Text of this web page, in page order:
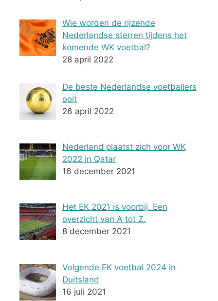
Wie worden de rijzende
Nederlandse sterren tijdens het
komende WK voetbal?
28 april 2022
De beste Nederlandse voetballers
ooit
26 april 2022
Nederland plaatst zich voor WK
2022 in Qatar
16 december 2021
Het EK 2021 is voorbij. Een
overzicht van A tot Z.
8 december 2021
Volgende EK voetbal 2024 in
Duitsland
16 juli 2021